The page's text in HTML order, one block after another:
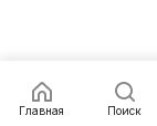
Главная Поиск